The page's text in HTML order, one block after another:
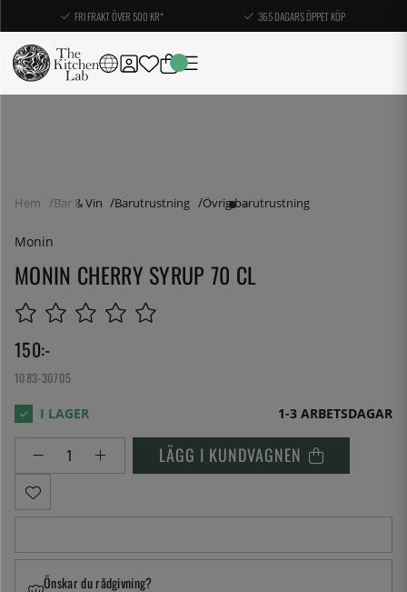
FRI FRAKT ÖVER 500 KR* 365 DAGARS ÖPPET KÖP
Hem Bar & Vin Barutrustning Övrig barutrustning
Monin
MONIN CHERRY SYRUP 70 CL
150:-
1083-30705
1-3 ARBETSDAGAR
LÄGG I KUNDVAGNEN
Önskar du rådgivning?